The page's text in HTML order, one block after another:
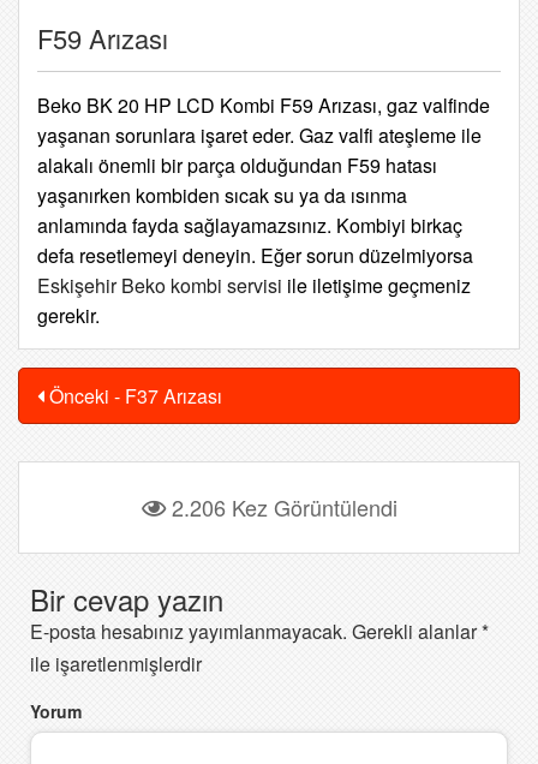
F59 Arızası
Beko BK 20 HP LCD Kombi F59 Arızası, gaz valfinde
yaşanan sorunlara işaret eder. Gaz valfi ateşleme ile
alakalı önemli bir parça olduğundan F59 hatası
yaşanırken kombiden sıcak su ya da ısınma
anlamında fayda sağlayamazsınız. Kombiyi birkaç
defa resetlemeyi deneyin. Eğer sorun düzelmiyorsa
Eskişehir Beko kombi servisi ile iletişime geçmeniz
gerekir.
Önceki - F37 Arızası
2.206 Kez Görüntülendi
Bir cevap yazın
E-posta hesabınız yayımlanmayacak. Gerekli alanlar*
ile işaretlenmişlerdir
Yorum